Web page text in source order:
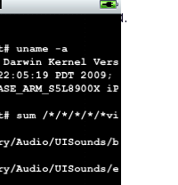
la sfida.